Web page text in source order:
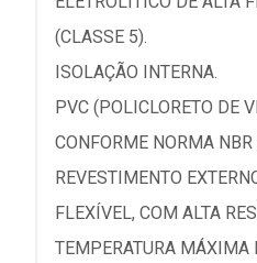
(CLASSE 5).
ISOLAÇÃO INTERNA.
PVC (POLICLORETO DE
CONFORME NORMA
REVESTIMENTO
FLEXÍVEL, COM ALTA
TEMPERATURA MÁXIMA